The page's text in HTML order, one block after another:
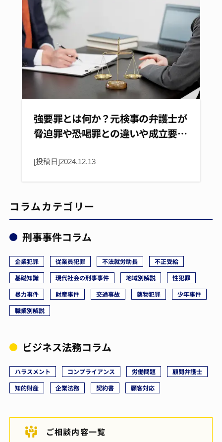
強要罪とは何か？元検事の弁護士が
脅迫罪や恐喝罪との違いや成立要…
[投稿日]2024.12.13
コラムカテゴリー
刑事事件コラム
企業犯罪 従業員犯罪 不法就労助長
不正受給
基礎知識
現代社会の刑事事件 地域別解説
性犯罪
暴力事件
財産事件 交通事故 薬物犯罪
少年事件
職業別解説
ビジネス法務コラム
ハラスメント コンプライアンス 労働問題
顧問弁護士
知的財産
企業法務 契約書 顧客対応
ご相談内容一覧